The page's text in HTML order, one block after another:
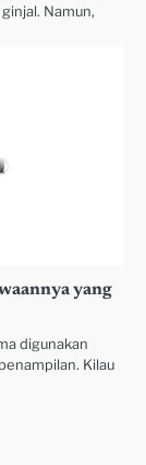
Namun,
yang
digunakan
Kilau